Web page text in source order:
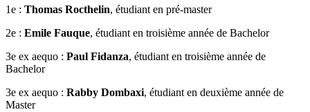
1e : Thomas Rocthelin, étudiant en pré-master
2e : Emile Fauque, étudiant en troisième année de Bachelor
3e ex aequo : Paul Fidanza, étudiant en troisième année de
Bachelor
3e ex aequo : Rabby Dombaxi, étudiant en deuxième année de
Master